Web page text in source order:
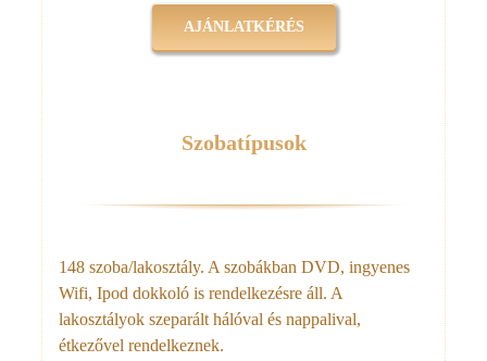
AJÁNLATKÉRÉS
Szobatípusok
148 szoba/lakosztály. A szobákban DVD, ingyenes
Wifi, Ipod dokkoló is rendelkezésre áll. A
lakosztályok szeparált hálóval és nappalival,
étkezővel rendelkeznek.